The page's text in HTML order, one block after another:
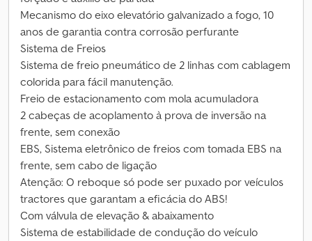
Mecanismo do eixo elevatório galvanizado a fogo, 10
anos de garantia contra corrosão perfurante
Sistema de Freios
Sistema de freio pneumático de 2 linhas com cablagem
colorida para fácil manutenção.
Freio de estacionamento com mola acumuladora
2 cabeças de acoplamento à prova de inversão na
frente, sem conexão
EBS, Sistema eletrônico de freios com tomada EBS na
frente, sem cabo de ligação
Atenção: O reboque só pode ser puxado por veículos
tractores que garantam a eficácia do ABS!
Com válvula de elevação & abaixamento
Sistema de estabilidade de condução do veículo